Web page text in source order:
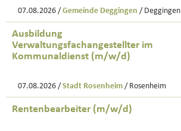
07.08.2026 / Gemeinde Deggingen / Deggingen
Ausbildung
Verwaltungsfachangestellter im
Kommunaldienst (m/w/d)
07.08.2026 / Stadt Rosenheim / Rosenheim
Rentenbearbeiter (m/w/d)